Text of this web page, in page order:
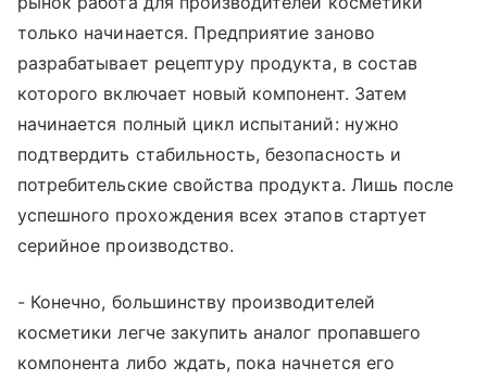
только начинается. Предприятие заново
разрабатывает рецептуру продукта, в состав
которого включает новый компонент. Затем
начинается полный цикл испытаний: нужно
подтвердить стабильность, безопасность и
потребительские свойства продукта. Лишь после
успешного прохождения всех этапов стартует
серийное производство.
- Конечно, большинству производителей
косметики легче закупить аналог пропавшего
компонента либо ждать, пока начнется его